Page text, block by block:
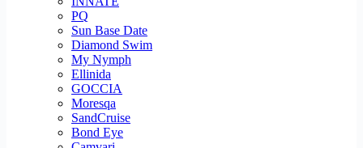
PQ
Sun Base Date
Diamond Swim
My Nymph
Ellinida
GOCCIA
Moresqa
SandCruise
Bond Eye